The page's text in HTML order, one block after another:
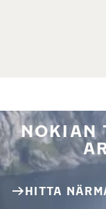
NOKIAN
HITTA